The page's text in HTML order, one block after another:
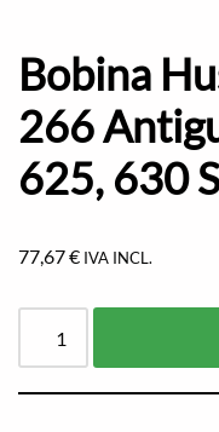
Bobina
266
625, 630
77,67€ IVA INCL.